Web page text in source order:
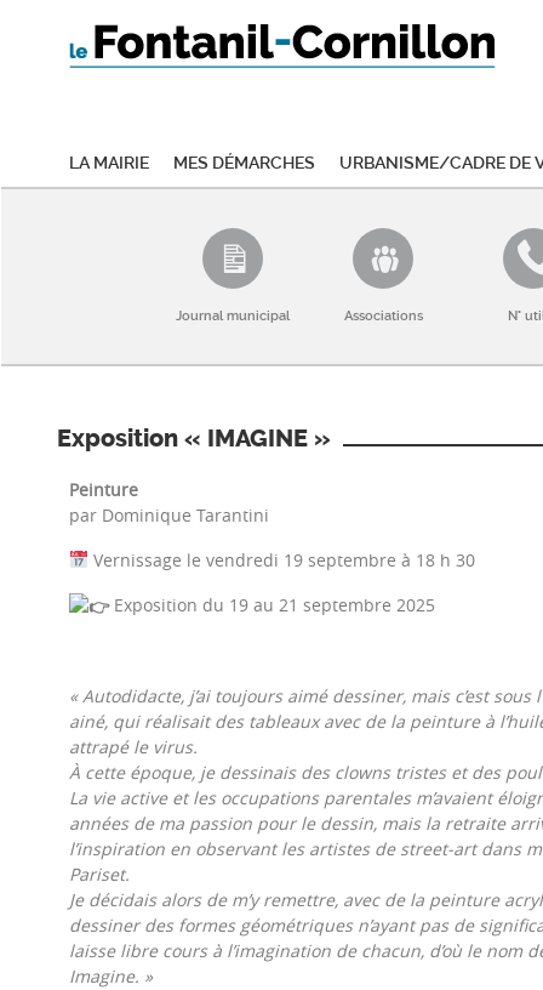
La mairie Mes démarches Urbanisme/Cadre de
Journal municipal Associations N°
Exposition « IMAGINE »
Peinture
par Dominique Tarantini
Vernissage le vendredi 19 septembre à 18 h 30
Exposition du 19 au 21 septembre 2025
« Autodidacte, j’ai toujours aimé dessiner, mais c’est
ainé, qui réalisait des tableaux avec de la peinture à
attrapé le virus.
À cette époque, je dessinais des clowns tristes et des
La vie active et les occupations parentales m’avaient
années de ma passion pour le dessin, mais la retraite
l’inspiration en observant les artistes de street-art dans
Pariset.
Je décidais alors de m’y remettre, avec de la peinture
dessiner des formes géométriques n’ayant pas de
laisse libre cours à l’imagination de chacun, d’où le nom
Imagine. »